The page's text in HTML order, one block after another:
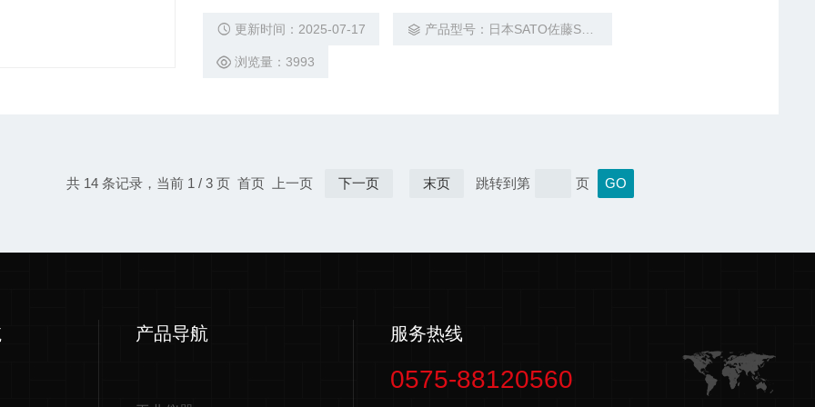
更新时间：2025-07-17 产品型号：日本SATO佐藤SK-RHG ASSMANN
浏览量：3993
共 14 条记录，当前 1 / 3 页 首页 上一页 下一页 末页 跳转到第 页
产品导航 服务热线
0575-88120560